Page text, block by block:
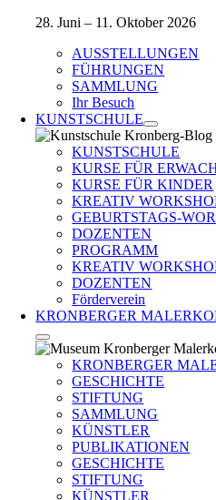
28. Juni – 11. Oktober 2026
AUSSTELLUNGEN
FÜHRUNGEN
SAMMLUNG
Ihr Besuch
KUNSTSCHULE
KUNSTSCHULE
KURSE FÜR
KURSE FÜR KINDER
KREATIV
GEBURTSTAGS-
DOZENTEN
PROGRAMM
KREATIV
DOZENTEN
Förderverein
KRONBERGER
KRONBERGER
GESCHICHTE
STIFTUNG
SAMMLUNG
KÜNSTLER
PUBLIKATIONEN
GESCHICHTE
STIFTUNG
KÜNSTLER